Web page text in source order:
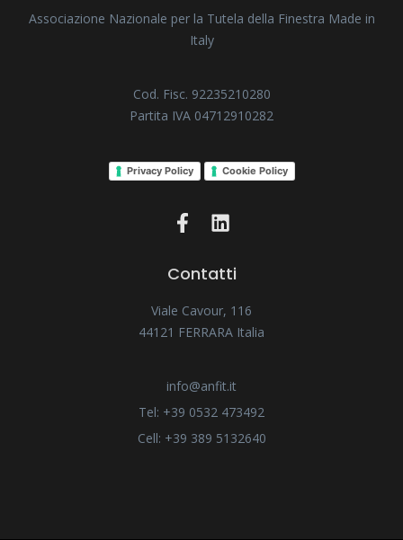
Associazione Nazionale per la Tutela della Finestra Made in
Italy
Cod. Fisc. 92235210280
Partita IVA 04712910282
Privacy Policy Cookie Policy
Contatti
Viale Cavour, 116
44121 FERRARA Italia
info@anfit.it
Tel: +39 0532 473492
Cell: +39 389 5132640